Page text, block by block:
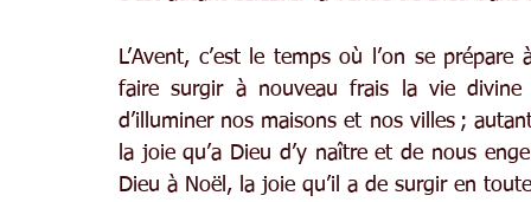
L’Avent, c’est le temps où l’on se
faire surgir à nouveau frais la vie
d’illuminer nos maisons et nos villes ;
la joie qu’a Dieu d’y naître et de nous
Dieu à Noël, la joie qu’il a de surgir en